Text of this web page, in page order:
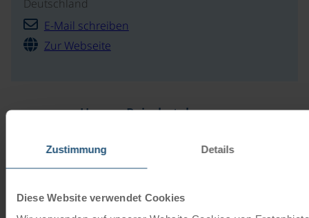
Zustimmung Details
Diese Website verwendet Cookies
Deutschland
E-Mail schreiben
Zur Webseite
Unsere Reisekataloge
Radkreuzfahrten
JETZT KOSTENFREI BESTELLEN